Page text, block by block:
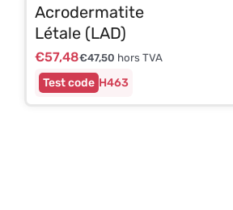
H463
Acrodermatite
Létale (LAD)
€57,48€47,50 hors TVA